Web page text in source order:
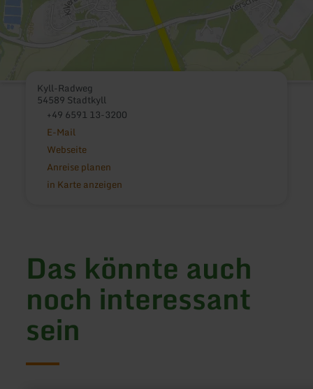
Kyll-Radweg
54589 Stadtkyll
+49 6591 13-3200
E-Mail
Webseite
Anreise planen
in Karte anzeigen
Das könnte auch
noch interessant
sein